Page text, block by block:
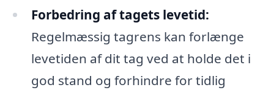
Forbedring af tagets levetid:
Regelmæssig tagrens kan forlænge
levetiden af dit tag ved at holde det i
god stand og forhindre for tidlig